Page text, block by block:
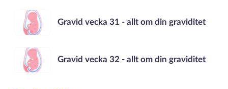
Gravid vecka 31 - allt om din graviditet
Gravid vecka 32 - allt om din graviditet